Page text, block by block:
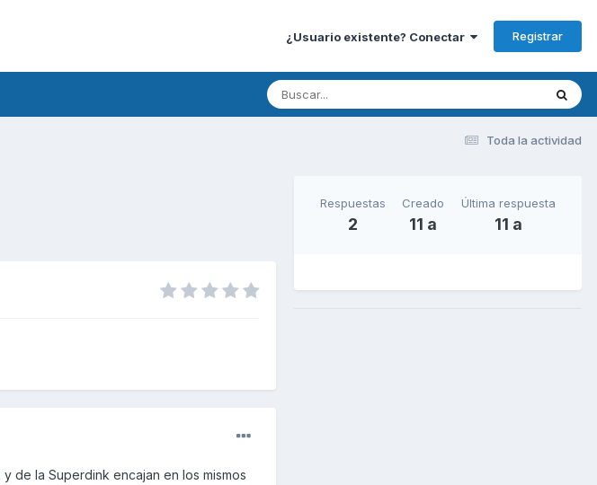
¿Usuario existente? Conectar Registrar
Toda la actividad
de la Superdink encajan en los mismos
Respuestas
2
Creado
11 a
Última respuesta
11 a